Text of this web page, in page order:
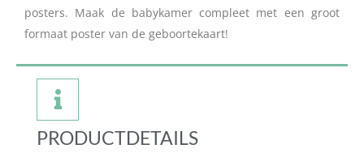
posters. Maak de babykamer compleet met een groot
formaat poster van de geboortekaart!
PRODUCTDETAILS